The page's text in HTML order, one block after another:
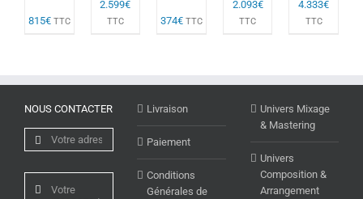
815€ TTC
2.599€
TTC 374€ TTC
2.093€
TTC
4.333€
TTC
NOUS CONTACTER Livraison
Paiement
Conditions
Générales de
Univers Mixage
& Mastering
Univers
Composition &
Arrangement